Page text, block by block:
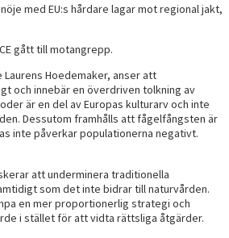
med EU:s hårdare lagar mot regional jakt,
gått till motangrepp.
Hoedemaker, anser att
och innebär en överdriven tolkning av
är en del av Europas kulturarv och inte
Dessutom framhålls att fågelfångsten är
inte påverkar populationerna negativt.
att underminera traditionella
som det inte bidrar till naturvården.
en mer proportionerlig strategi och
i stället för att vidta rättsliga åtgärder.